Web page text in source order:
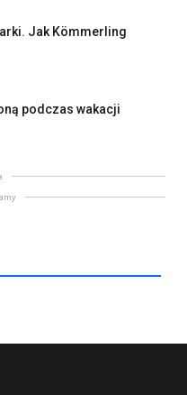
Jak Kömmerling
podczas wakacji